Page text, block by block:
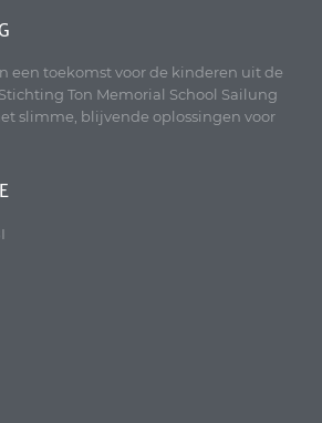
een toekomst voor de kinderen uit de
Ton Memorial School Sailung
slimme, blijvende oplossingen voor